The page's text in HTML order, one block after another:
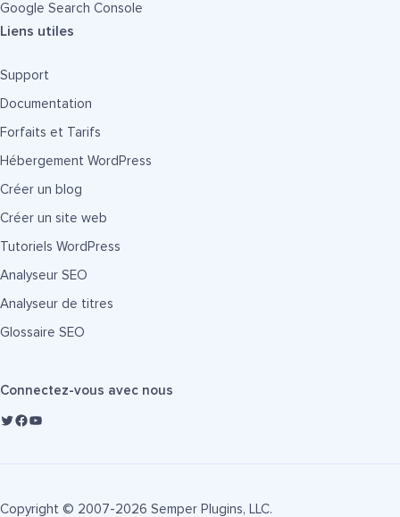
Google Search Console
Liens utiles
Support
Documentation
Forfaits et Tarifs
Hébergement WordPress
Créer un blog
Créer un site web
Tutoriels WordPress
Analyseur SEO
Analyseur de titres
Glossaire SEO
Connectez-vous avec nous
Copyright © 2007-2026 Semper Plugins, LLC.